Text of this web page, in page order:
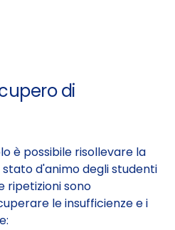
di
è possibile risollevare la
d'animo degli studenti
ripetizioni sono
le insufficienze e i